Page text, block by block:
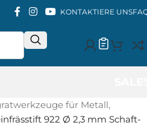
KONTAKTIERE UNS
für Metall,
922 Ø 2,3 mm Schaft-